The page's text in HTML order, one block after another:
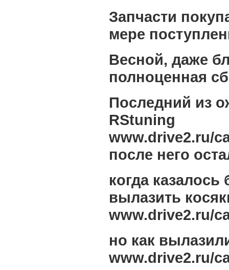
Запчасти
мере
Весной, даже
полноценная
Последний из
RStuning
www.drive2.ru/
после него
когда
вылазить
www.drive2.ru/
но как
www.drive2.ru/